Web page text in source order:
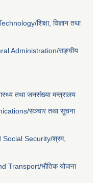
/शिक्षा, विज्ञान तथा
Administration/सङ्घीय
तथा जनसंख्या मन्त्रालय
/सञ्चार तथा सूचना
Social Security/श्रम,
Transport/भौतिक योजना